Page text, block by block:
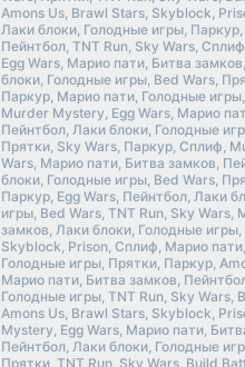
Amons Us, Brawl Stars, Skyblock,
Лаки блоки, Голодные игры,
Пейнтбол, TNT Run, Sky Wars,
Egg Wars, Марио пати, Битва
блоки, Голодные игры, Bed Wars,
Паркур, Марио пати, Голодные
Murder Mystery, Egg Wars, Марио
Пейнтбол, Лаки блоки, Голодные
Прятки, Sky Wars, Паркур, Сплиф,
Wars, Марио пати, Битва замков,
блоки, Голодные игры, Bed Wars,
Паркур, Egg Wars, Пейнтбол, Лаки
игры, Bed Wars, TNT Run, Sky Wars,
замков, Лаки блоки, Голодные
Skyblock, Prison, Сплиф, Марио
Голодные игры, Прятки, Паркур,
Марио пати, Битва замков,
Голодные игры, TNT Run, Sky Wars,
Amons Us, Brawl Stars, Skyblock,
Mystery, Egg Wars, Марио пати,
Пейнтбол, Лаки блоки, Голодные
Прятки, TNT Run, Sky Wars, Build